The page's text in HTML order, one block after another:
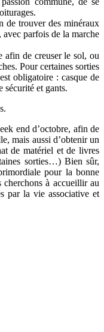
de trouver des minéraux
parfois de la marche
afin de creuser le sol, ou
Pour certaines sorties
obligatoire : casque de
sécurité et gants.
end d’octobre, afin de
mais aussi d’obtenir un
de matériel et de livres
sorties…) Bien sûr,
pour la bonne
cherchons à accueillir au
par la vie associative et